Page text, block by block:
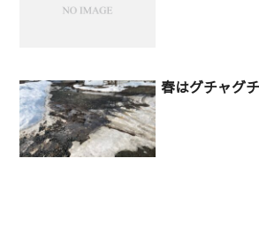
春はグチャグ